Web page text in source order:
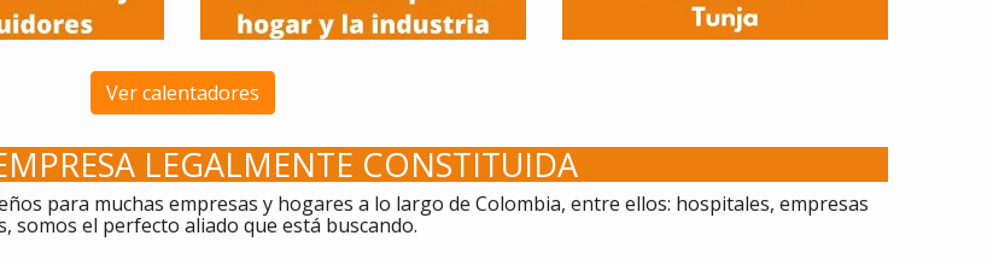
Ver calentadores
LEGALMENTE CONSTITUIDA
para muchas empresas y hogares a lo largo de Colombia, entre ellos: hospitales, empresas
somos el perfecto aliado que está buscando.